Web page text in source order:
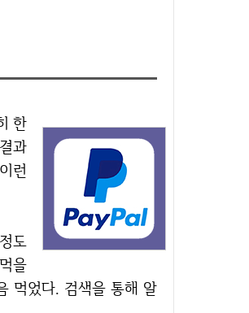
과
런
을
먹었다. 검색을 통해 알